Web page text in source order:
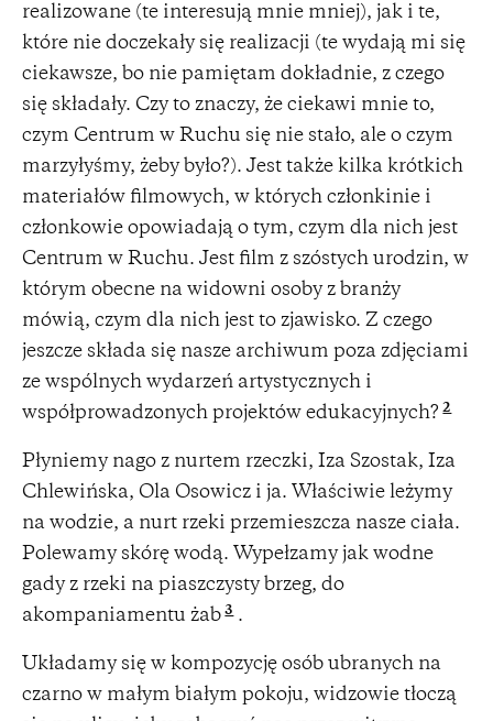
realizowane (te interesują mnie mniej), jak i te,
które nie doczekały się realizacji (te wydają mi się
ciekawsze, bo nie pamiętam dokładnie, z czego
się składały. Czy to znaczy, że ciekawi mnie to,
czym Centrum w Ruchu się nie stało, ale o czym
marzyłyśmy, żeby było?). Jest także kilka krótkich
materiałów filmowych, w których członkinie i
członkowie opowiadają o tym, czym dla nich jest
Centrum w Ruchu. Jest film z szóstych urodzin, w
którym obecne na widowni osoby z branży
mówią, czym dla nich jest to zjawisko. Z czego
jeszcze składa się nasze archiwum poza zdjęciami
ze wspólnych wydarzeń artystycznych i
współprowadzonych projektów edukacyjnych? 2
Płyniemy nago z nurtem rzeczki, Iza Szostak, Iza
Chlewińska, Ola Osowicz i ja. Właściwie leżymy
na wodzie, a nurt rzeki przemieszcza nasze ciała.
Polewamy skórę wodą. Wypełzamy jak wodne
gady z rzeki na piaszczysty brzeg, do
akompaniamentu żab 3 .
Układamy się w kompozycję osób ubranych na
czarno w małym białym pokoju, widzowie tłoczą